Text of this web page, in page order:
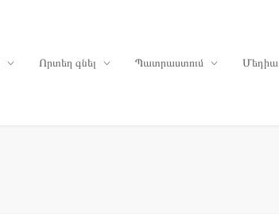
Որտեղ գնել Պատրաստում Մեդիա